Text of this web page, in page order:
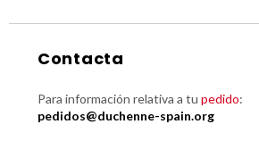
Contacta
Para información relativa a tu pedido:
pedidos@duchenne-spain.org